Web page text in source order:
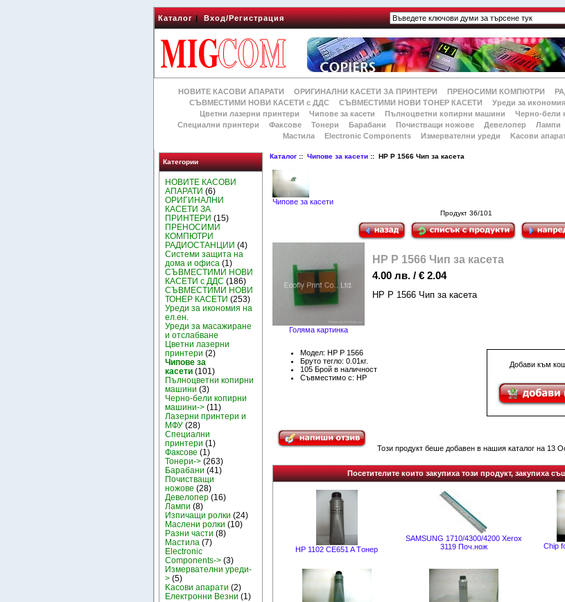
Каталог|Вход/Регистрация
НОВИТЕ КАСОВИ АПАРАТИ ОРИГИНАЛНИ КАСЕТИ ЗА ПРИНТЕРИ ПРЕНОСИМИ КОМПЮТРИ
СЪВМЕСТИМИ НОВИ КАСЕТИ с ДДС
СЪВМЕСТИМИ НОВИ ТОНЕР КАСЕТИ Уреди за
Цветни лазерни принтери
Чипове за касети Пълноцветни копирни машини Черно-бели
Специални принтери
Факсове Тонери Барабани Почистващи ножове Девелопер Лампи
Мастила
Electronic Components Измервателни уреди Kасови
Категории
НОВИТЕ КАСОВИ
АПАРАТИ (6)
ОРИГИНАЛНИ
КАСЕТИ ЗА
ПРИНТЕРИ (15)
ПРЕНОСИМИ
КОМПЮТРИ
РАДИОСТАНЦИИ (4)
Системи защита на
дома и офиса (1)
СЪВМЕСТИМИ НОВИ
КАСЕТИ с ДДС (186)
СЪВМЕСТИМИ НОВИ
ТОНЕР КАСЕТИ (253)
Уреди за икономия на
ел.ен.
Уреди за масажиране
и отслабване
Цветни лазерни
принтери (2)
Чипове за
касети (101)
Пълноцветни копирни
машини (3)
Черно-бели копирни
машини-> (11)
Лазерни принтери и
МФУ (28)
Специални
принтери (1)
Факсове (1)
Тонери-> (263)
Барабани (41)
Почистващи
ножове (28)
Девелопер (16)
Лампи (8)
Изпичащи ролки (24)
Маслени ролки (10)
Разни части (8)
Мастила (7)
Electronic
Components-> (3)
Измервателни уреди-
> (5)
Kасови апарати (2)
Електронни Везни (1)
Каталог ::Чипове за касети :: HP P 1566 Чип за касета
Чипове за касети
Продукт 36/101
Голяма картинка
HP P 1566 Чип за касета
4.00 лв. / € 2.04
HP P 1566 Чип за касета
Добави към
Модел: HP P 1566
Бруто тегло: 0.01кг.
105 Брой в наличност
Съвместимо с: HP
Този продукт беше добавен в нашия каталог на 13
Посетителите които закупиха този продукт, закупиха
HP 1102 CE651 A Tонер
SAMSUNG 1710/4300/4200 Xerox
3119 Поч.нож
Chip